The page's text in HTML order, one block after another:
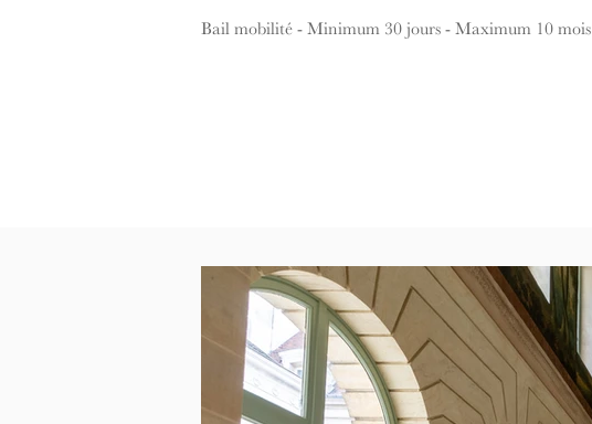
Bail mobilité - Minimum 30 jours - Maximum 10 mois